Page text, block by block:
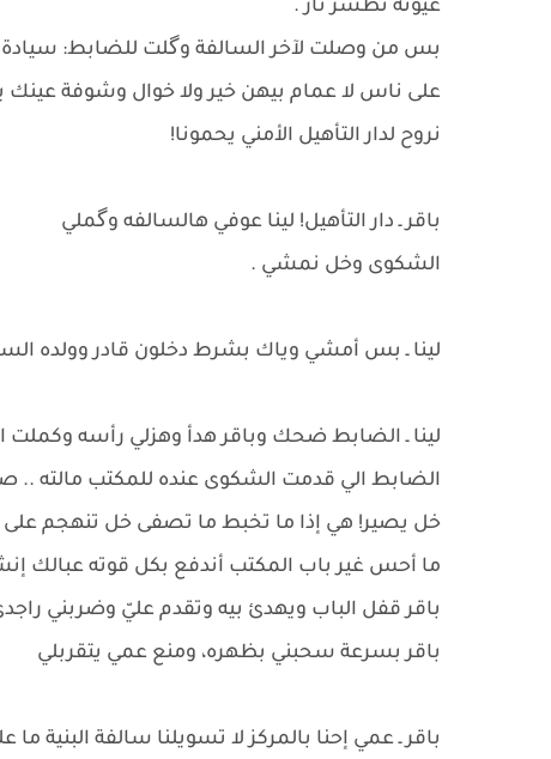
عيونه تطشر نار .
​بس من وصلت لآخر السالفة وگلت للضابط: سيادة
على ناس لا عمام بيهن خير ولا خوال وشوفة عينك
نروح لدار التأهيل الأمني يحمونا!
​باقر ـ دار التأهيل! لينا عوفي هالسالفه وگملي
الشكوى وخل نمشي .
لينا ـ بس أمشي وياك بشرط دخلون قادر وولده
لينا ـ الضابط ضحك وباقر هدأ وهزلي رأسه
الضابط الي قدمت الشكوى عنده للمكتب مالته ..
خل يصير! هي إذا ما تخبط ما تصفى خل تنهجم
​ما أحس غير باب المكتب أندفع بكل قوته عبالك
باقر قفل الباب ويهدئ بيه وتقدم عليّ وضربني
​باقر بسرعة سحبني بظهره، ومنع عمي يتقربلي
باقر ـ عمي إحنا بالمركز لا تسويلنا سالفة البنية